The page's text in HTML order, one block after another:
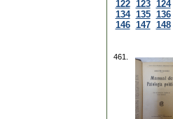
122 123 124
134 135 136
146 147 148
461.